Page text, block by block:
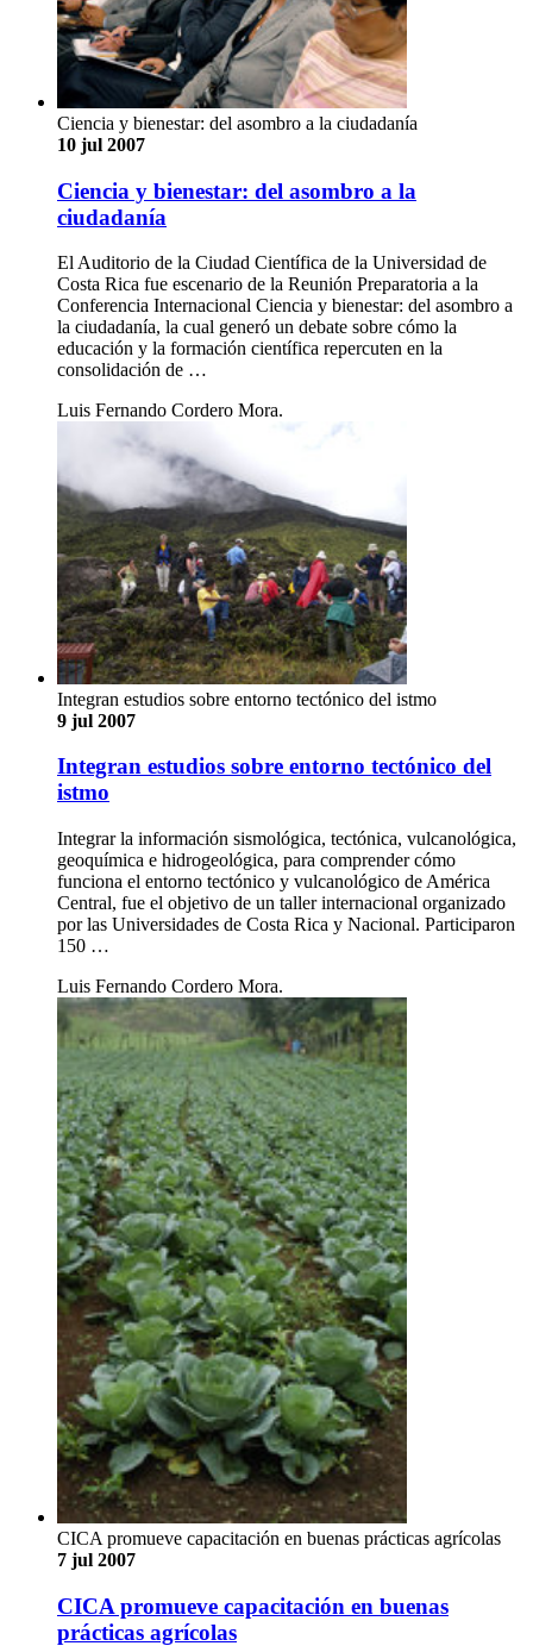
Ciencia y bienestar: del asombro a la ciudadanía
10 jul 2007
Ciencia y bienestar: del asombro a la
ciudadanía
El Auditorio de la Ciudad Científica de la Universidad de
Costa Rica fue escenario de la Reunión Preparatoria a la
Conferencia Internacional Ciencia y bienestar: del asombro a
la ciudadanía, la cual generó un debate sobre cómo la
educación y la formación científica repercuten en la
consolidación de …
Luis Fernando Cordero Mora.
Integran estudios sobre entorno tectónico del istmo
9 jul 2007
Integran estudios sobre entorno tectónico del
istmo
Integrar la información sismológica, tectónica, vulcanológica,
geoquímica e hidrogeológica, para comprender cómo
funciona el entorno tectónico y vulcanológico de América
Central, fue el objetivo de un taller internacional organizado
por las Universidades de Costa Rica y Nacional. Participaron
150 …
Luis Fernando Cordero Mora.
CICA promueve capacitación en buenas prácticas agrícolas
7 jul 2007
CICA promueve capacitación en buenas
prácticas agrícolas